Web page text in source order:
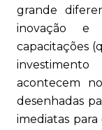
grande
inovação e
capacitações
acontecem
desenhadas
imediatas